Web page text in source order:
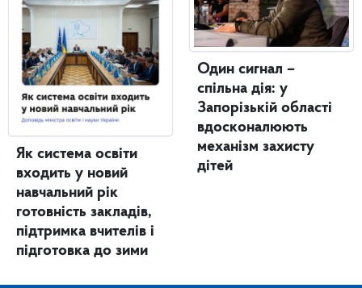
Як система освіти
входить у новий
навчальний рік
готовність закладів,
підтримка вчителів і
підготовка до зими
Один сигнал –
спільна дія: у
Запорізькій області
вдосконалюють
механізм захисту
дітей